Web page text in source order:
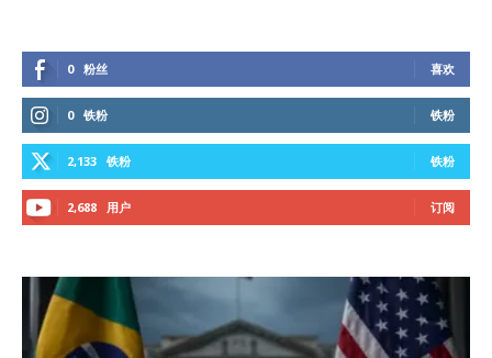
0 粉丝 喜欢
0 铁粉 铁粉
2,133 铁粉 铁粉
2,688 用户 订阅